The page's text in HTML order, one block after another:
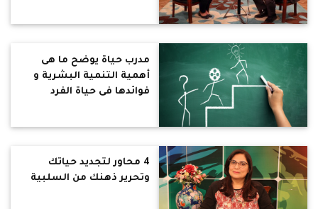
مدرب حياة يوضح ما هى
أهمية التنمية البشرية و
فوائدها فى حياة الفرد
4 محاور لتجديد حياتك
وتحرير ذهنك من السلبية